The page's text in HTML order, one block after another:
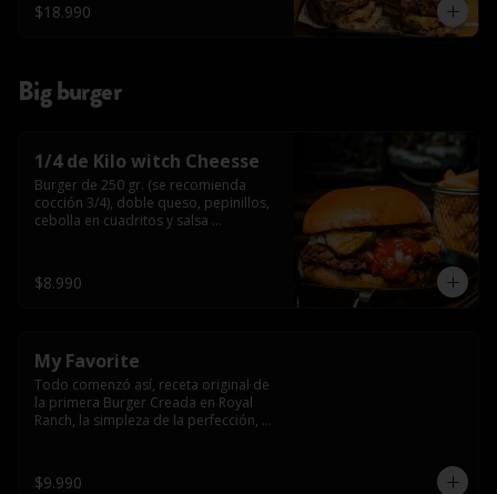
$18.990
Big burger
1/4 de Kilo witch Cheesse
Burger de 250 gr. (se recomienda
cocción 3/4), doble queso, pepinillos,
cebolla en cuadritos y salsa
$8.990
My Favorite
Todo comenzó así, receta original de
la primera Burger Creada en Royal
Ranch, la simpleza de la perfección,
queso cheddar
$9.990